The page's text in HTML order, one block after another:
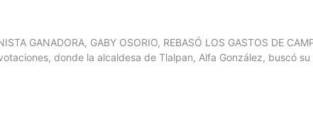
GANADORA, GABY OSORIO, REBASÓ LOS GASTOS DE
donde la alcaldesa de Tlalpan, Alfa González, buscó